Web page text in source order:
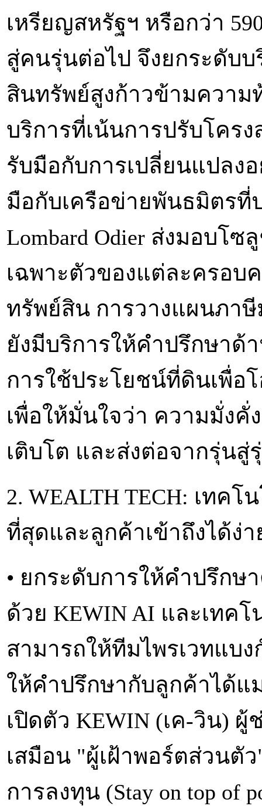
เหรียญสหรัฐฯ หรือกว่า
สู่คนรุ่นต่อไป จึงยกระดับ
สินทรัพย์สูงก้าวข้ามควา
บริการที่เน้นการปรับโคร
รับมือกับการเปลี่ยนแปลง
มือกับเครือข่ายพันธมิตรที่
Lombard Odier ส่งมอบโ
เฉพาะตัวของแต่ละครอบ
ทรัพย์สิน การวางแผนภา
ยังมีบริการให้คำปรึกษาด้
การใช้ประโยชน์ที่ดินเพื่อ
เพื่อให้มั่นใจว่า ความมั่งคั่
เติบโต และส่งต่อจากรุ่น
2. WEALTH TECH: เทค
ที่สุดและลูกค้าเข้าถึงได้ง่
• ยกระดับการให้คำปรึก
ด้วย KEWIN AI และเทค
สามารถให้ทีมไพรเวทแบ
ให้คำปรึกษากับลูกค้าได้แ
เปิดตัว KEWIN (เค-วิน)
เสมือน "ผู้เฝ้าพอร์ตส่วนตั
การลงทุน (Stay on top of